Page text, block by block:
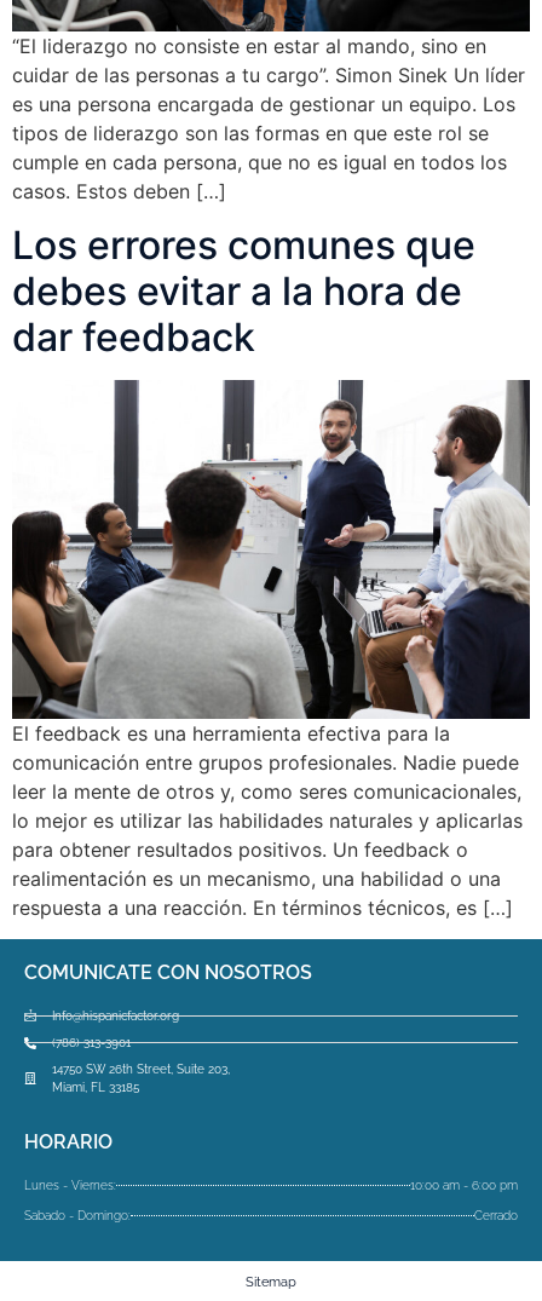
“El liderazgo no consiste en estar al mando, sino en
cuidar de las personas a tu cargo”. Simon Sinek Un líder
es una persona encargada de gestionar un equipo. Los
tipos de liderazgo son las formas en que este rol se
cumple en cada persona, que no es igual en todos los
casos. Estos deben […]
Los errores comunes que
debes evitar a la hora de
dar feedback
El feedback es una herramienta efectiva para la
comunicación entre grupos profesionales. Nadie puede
leer la mente de otros y, como seres comunicacionales,
lo mejor es utilizar las habilidades naturales y aplicarlas
para obtener resultados positivos. Un feedback o
realimentación es un mecanismo, una habilidad o una
respuesta a una reacción. En términos técnicos, es […]
COMUNICATE CON NOSOTROS
Info@hispanicfactor.org
(786) 313-3901
14750 SW 26th Street, Suite 203,
Miami, FL 33185
HORARIO
Lunes - Viernes: 10:00 am - 6:00 pm
Sabado - Domingo: Cerrado
Sitemap